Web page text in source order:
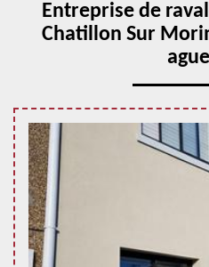
Entreprise de
Chatillon Sur